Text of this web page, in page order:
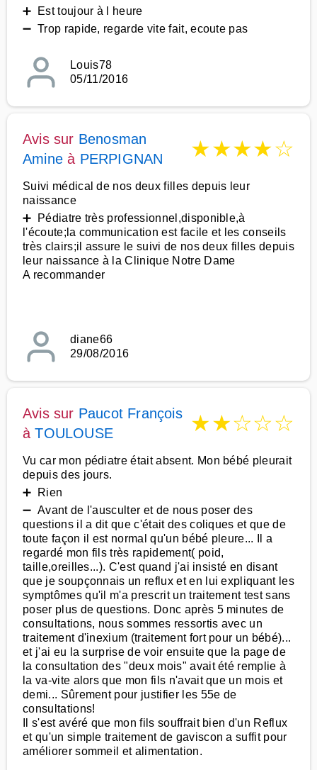
➕ Est toujour à l heure
➖ Trop rapide, regarde vite fait, ecoute pas
Louis78
05/11/2016
Avis sur Benosman
Amine à PERPIGNAN ★★★★☆
Suivi médical de nos deux filles depuis leur
naissance
➕ Pédiatre très professionnel,disponible,à
l'écoute;la communication est facile et les conseils
très clairs;il assure le suivi de nos deux filles depuis
leur naissance à la Clinique Notre Dame
A recommander
diane66
29/08/2016
Avis sur Paucot François
àTOULOUSE ★★☆☆☆
Vu car mon pédiatre était absent. Mon bébé pleurait
depuis des jours.
➕ Rien
➖ Avant de l'ausculter et de nous poser des
questions il a dit que c'était des coliques et que de
toute façon il est normal qu'un bébé pleure... Il a
regardé mon fils très rapidement( poid,
taille,oreilles...). C'est quand j'ai insisté en disant
que je soupçonnais un reflux et en lui expliquant les
symptômes qu'il m'a prescrit un traitement test sans
poser plus de questions. Donc après 5 minutes de
consultations, nous sommes ressortis avec un
traitement d'inexium (traitement fort pour un bébé)...
et j'ai eu la surprise de voir ensuite que la page de
la consultation des "deux mois" avait été remplie à
la va-vite alors que mon fils n'avait que un mois et
demi... Sûrement pour justifier les 55e de
consultations!
Il s'est avéré que mon fils souffrait bien d'un Reflux
et qu'un simple traitement de gaviscon a suffit pour
améliorer sommeil et alimentation.